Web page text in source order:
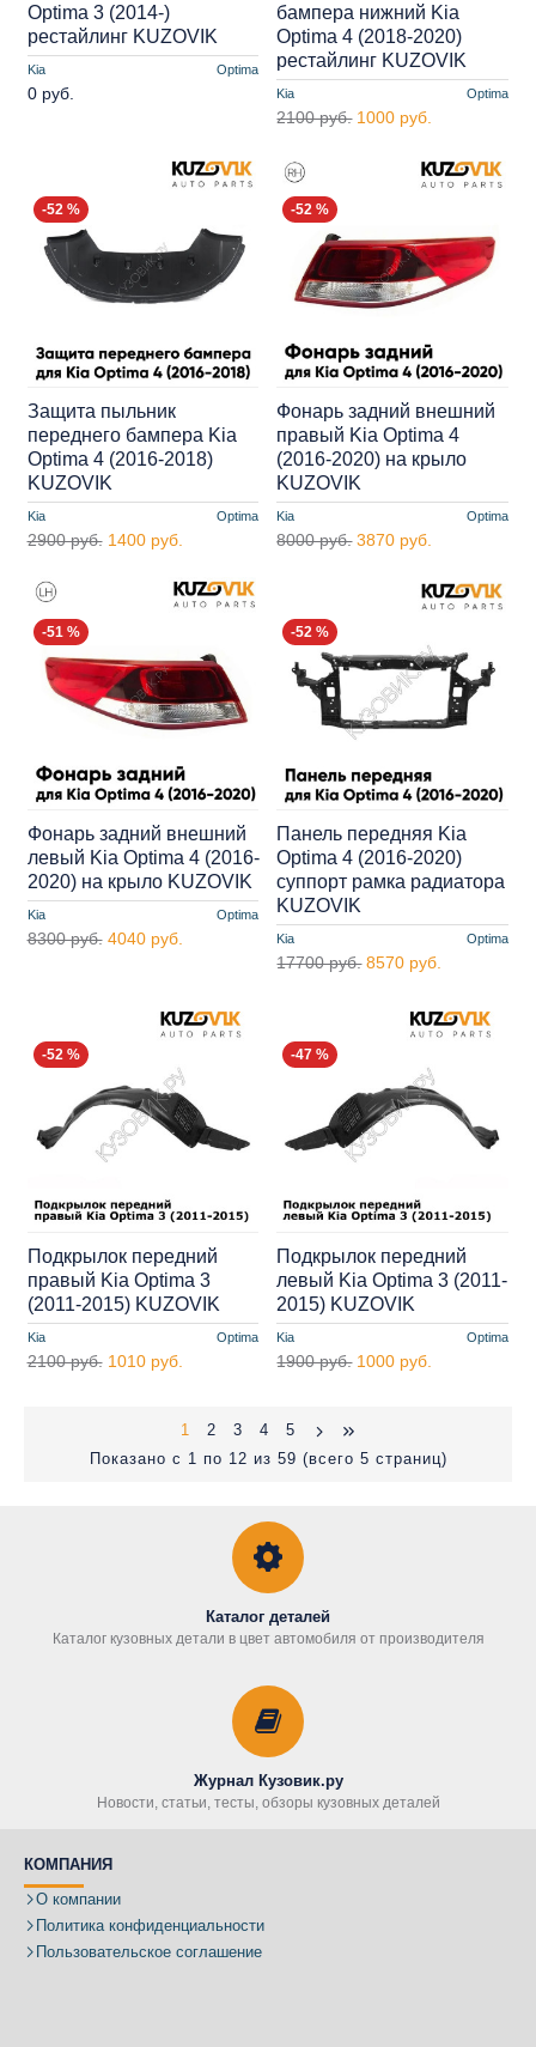
Kia Optima
Optima 3 (2014-)
рестайлинг KUZOVIK
0 руб. Kia Optima
бампера нижний Kia
Optima 4 (2018-2020)
рестайлинг KUZOVIK
2100 руб. 1000 руб.
-52 %
Kia Optima
Защита пыльник
переднего бампера Kia
Optima 4 (2016-2018)
KUZOVIK
2900 руб. 1400 руб.
-52 %
Kia Optima
Фонарь задний внешний
правый Kia Optima 4
(2016-2020) на крыло
KUZOVIK
8000 руб. 3870 руб.
-51 %
Kia Optima
Фонарь задний внешний
левый Kia Optima 4 (2016-
2020) на крыло KUZOVIK
8300 руб. 4040 руб.
-52 %
Kia Optima
Панель передняя Kia
Optima 4 (2016-2020)
суппорт рамка радиатора
KUZOVIK
17700 руб. 8570 руб.
-52 %
Kia Optima
Подкрылок передний
правый Kia Optima 3
(2011-2015) KUZOVIK
2100 руб. 1010 руб.
-47 %
Kia Optima
Подкрылок передний
левый Kia Optima 3 (2011-
2015) KUZOVIK
1900 руб. 1000 руб.
1 2 3 4
5
Показано с 1 по 12 из 59 (всего 5 страниц)
Каталог деталей
Каталог кузовных детали в цвет автомобиля от производителя
Журнал Кузовик.ру
Новости, статьи, тесты, обзоры кузовных деталей
КОМПАНИЯ
О компании
Политика конфиденциальности
Пользовательское соглашение